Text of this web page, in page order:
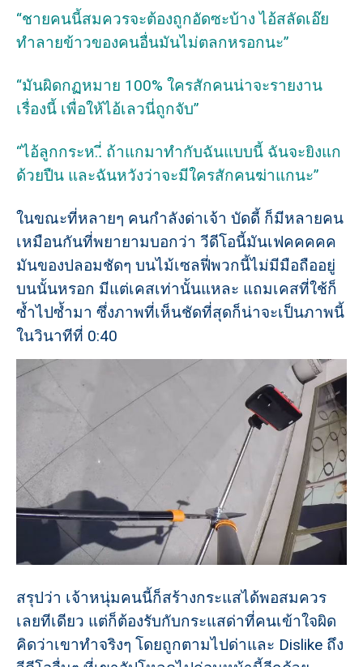
“ชายคนนี้สมควรจะต้องถูกอัดซะบ้าง ไอ้สลัดเอ๊ย
ทำลายข้าวของคนอื่นมันไม่ตลกหรอกนะ”
“มันผิดกฏหมาย 100% ใครสักคนน่าจะรายงาน
เรื่องนี้ เพื่อให้ไอ้เลวนี่ถูกจับ”
“ไอ้ลูกกระห..ี่ ถ้าแกมาทำกับฉันแบบนี้ ฉันจะยิงแก
ด้วยปืน และฉันหวังว่าจะมีใครสักคนฆ่าแกนะ”
ในขณะที่หลายๆ คนกำลังด่าเจ้า บัดดี้ ก็มีหลายคน
เหมือนกันที่พยายามบอกว่า วีดีโอนี้มันเฟคคคคค
มันของปลอมชัดๆ บนไม้เซลฟี่พวกนี้ไม่มีมือถืออยู่
บนนั้นหรอก มีแต่เคสเท่านั้นแหละ แถมเคสที่ใช้ก็
ซ้ำไปซ้ำมา ซึ่งภาพที่เห็นชัดที่สุดก็น่าจะเป็นภาพนี้
ในวินาทีที่ 0:40
สรุปว่า เจ้าหนุ่มคนนี้ก็สร้างกระแสได้พอสมควร
เลยทีเดียว แต่ก็ต้องรับกับกระแสด่าที่คนเข้าใจผิด
คิดว่าเขาทำจริงๆ โดยถูกตามไปด่าและ Dislike ถึง